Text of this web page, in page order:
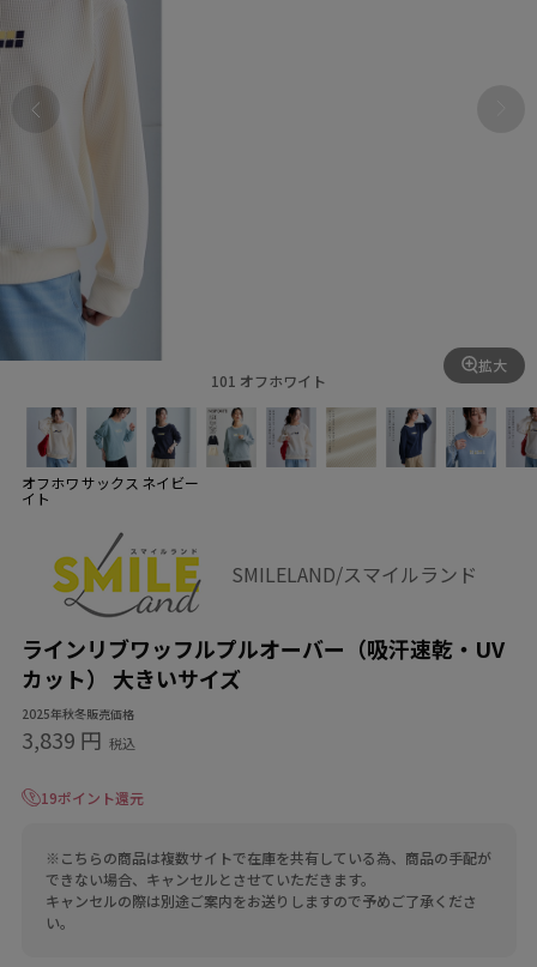
101 オフホワイト
拡大
オフホワ
イト
サックス ネイビー
SMILELAND/スマイルランド
ラインリブワッフルプルオーバー（吸汗速乾・UV
カット） 大きいサイズ
2025年秋冬販売価格
3,839 円 税込
19ポイント還元
※こちらの商品は複数サイトで在庫を共有している為、商品の手配が
できない場合、キャンセルとさせていただきます。
キャンセルの際は別途ご案内をお送りしますので予めご了承くださ
い。